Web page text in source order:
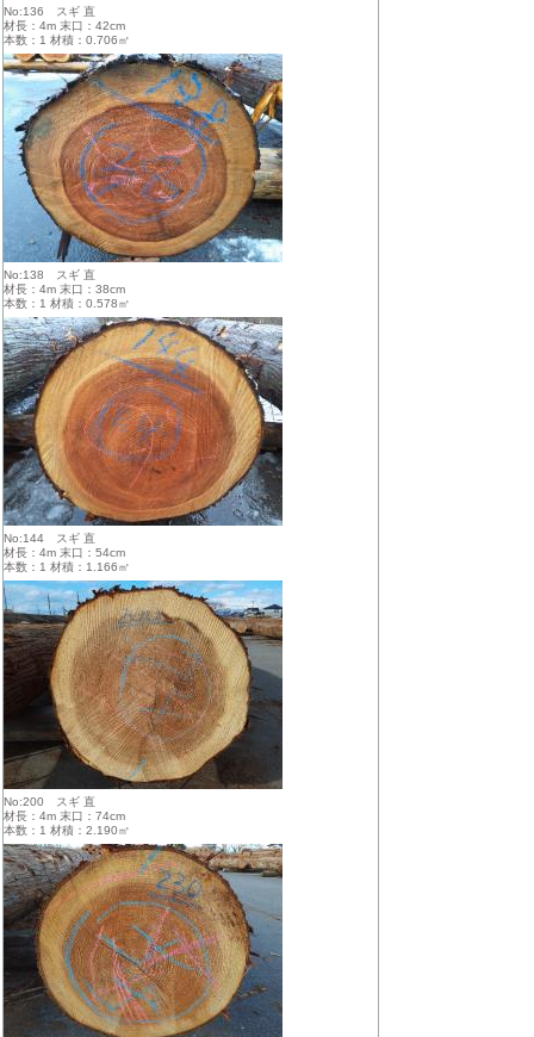
No:136 スギ 直
材長：4m 末口：42cm
本数：1 材積：0.706㎥
No:138 スギ 直
材長：4m 末口：38cm
本数：1 材積：0.578㎥
No:144 スギ 直
材長：4m 末口：54cm
本数：1 材積：1.166㎥
No:200 スギ 直
材長：4m 末口：74cm
本数：1 材積：2.190㎥